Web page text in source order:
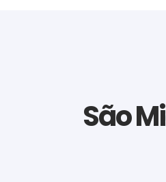
São